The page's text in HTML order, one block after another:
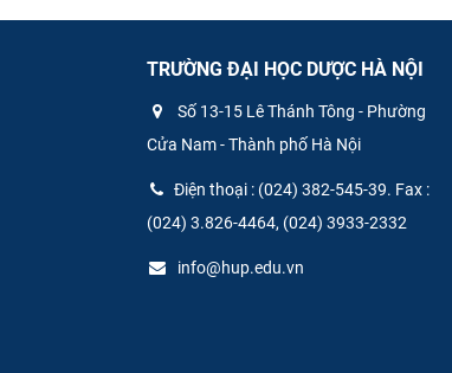
TRƯỜNG ĐẠI HỌC DƯỢC HÀ NỘI
Số 13-15 Lê Thánh Tông - Phường
Cửa Nam - Thành phố Hà Nội
Điện thoại : (024) 382-545-39. Fax :
(024) 3.826-4464, (024) 3933-2332
info@hup.edu.vn